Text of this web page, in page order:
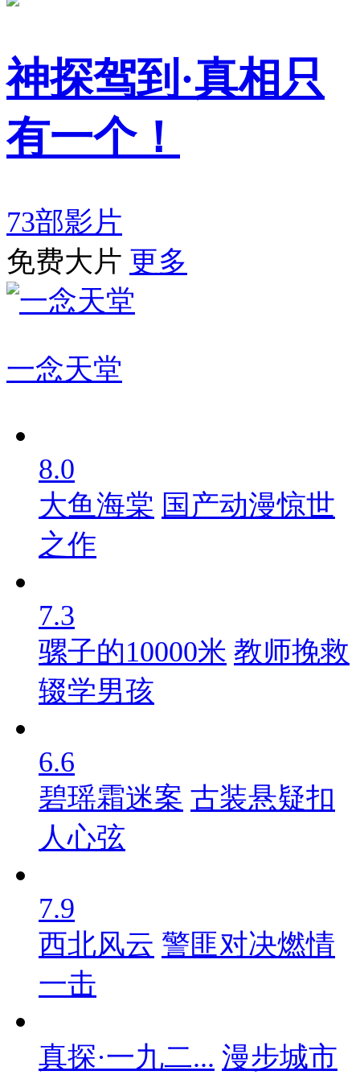
神探驾到·真相只
有一个！
73部影片
免费大片 更多
一念天堂
8.0
大鱼海棠 国产动漫惊世
之作
7.3
骡子的10000米 教师挽救
辍学男孩
6.6
碧瑶霜迷案 古装悬疑扣
人心弦
7.9
西北风云 警匪对决燃情
一击
真探·一九二... 漫步城市